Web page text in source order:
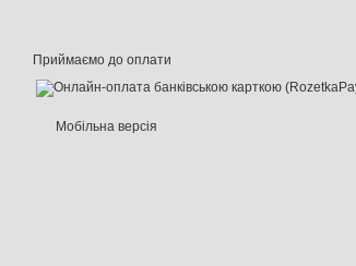
Приймаємо до оплати
Мобільна версія